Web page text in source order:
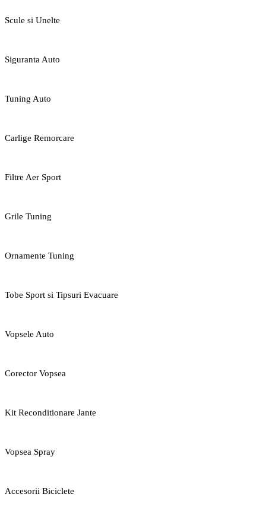
Scule si Unelte
Siguranta Auto
Tuning Auto
Carlige Remorcare
Filtre Aer Sport
Grile Tuning
Ornamente Tuning
Tobe Sport si Tipsuri Evacuare
Vopsele Auto
Corector Vopsea
Kit Reconditionare Jante
Vopsea Spray
Accesorii Biciclete